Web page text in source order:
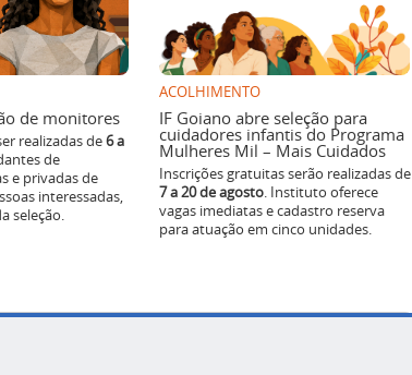
de monitores
realizadas de6 a
de
e privadas de
interessadas,
seleção.
ACOLHIMENTO
IF Goiano abre seleção para
cuidadores infantis do Programa
Mulheres Mil – Mais Cuidados
Inscrições gratuitas serão realizadas de
7 a 20 de agosto. Instituto oferece
vagas imediatas e cadastro reserva
para atuação em cinco unidades.